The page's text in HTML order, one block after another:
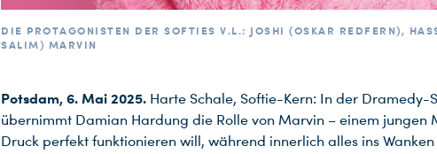
DIE PROTAGONISTEN DER SOFTIES V.L.: JOSHI (OSKAR REDFERN),
SALIM) MARVIN
Potsdam, 6. Mai 2025. Harte Schale, Softie-Kern: In der Dramedy-
übernimmt Damian Hardung die Rolle von Marvin – einem jungen
Druck perfekt funktionieren will, während innerlich alles ins